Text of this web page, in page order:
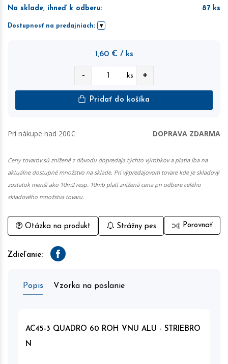
Na sklade, ihneď k odberu: 87ks
Dostupnosť na predajniach:
1,60 € / ks
- ks +
Pridať do košíka
Pri nákupe nad 200€ DOPRAVA ZDARMA
Ceny tovarov sú znížené z dôvodu dopredaja týchto výrobkov a platia iba na
aktuálne dostupné množstvo na sklade. Pri výpredajovom tovare kde je skladový
zostatok menší ako 10m2 resp. 10mb platí znížená cena pri odbere celého
skladového množstva tovaru.
Otázka na produkt Strážny pes Porovnať
Zdieľanie: Facebook
Popis Vzorka na poslanie
AC45-3 QUADRO 60 ROH VNU ALU - STRIEBRO
N